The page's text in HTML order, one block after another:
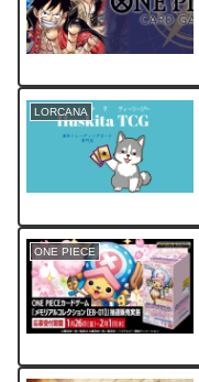
LORCANA
ONE PIECE